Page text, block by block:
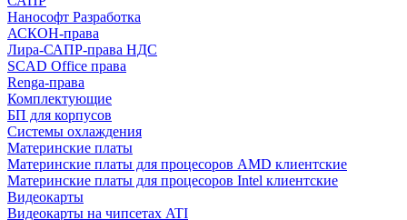
Нанософт Разработка
АСКОН-права
Лира-САПР-права НДС
SCAD Office права
Renga-права
Комплектующие
БП для корпусов
Системы охлаждения
Материнские платы
Материнские платы для процесоров AMD клиентские
Материнские платы для процесоров Intel клиентские
Видеокарты
Видеокарты на чипсетах ATI